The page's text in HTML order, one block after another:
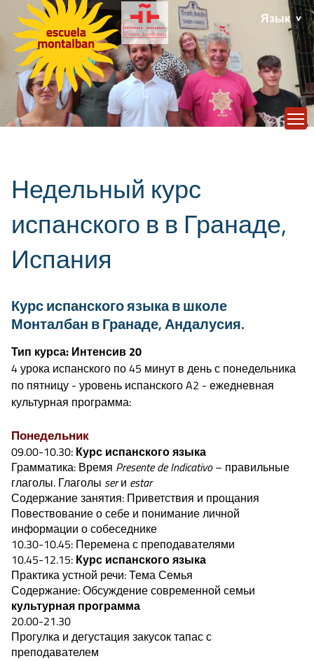
Язык
Недельный курс
испанского в в Гранаде,
Испания
Курс испанского языка в школе
Монталбан в Гранаде, Андалусия.
Тип курса: Интенсив 20
4 урока испанского по 45 минут в день с понедельника
по пятницу - уровень испанского A2 - ежедневная
культурная программа:
Понедельник
09.00-10.30: Курс испанского языка
Грамматика: Время Presente de Indicativo– правильные
глаголы. Глаголы serи estar
Содержание занятия: Приветствия и прощания
Повествование о себе и понимание личной
информации о собеседнике
10.30-10.45: Перемена с преподавателями
10.45-12.15: Курс испанского языка
Практика устной речи: Тема Семья
Содержание: Обсуждение современной семьи
культурная программа
20.00-21.30
Прогулка и дегустация закусок тапас с
преподавателем